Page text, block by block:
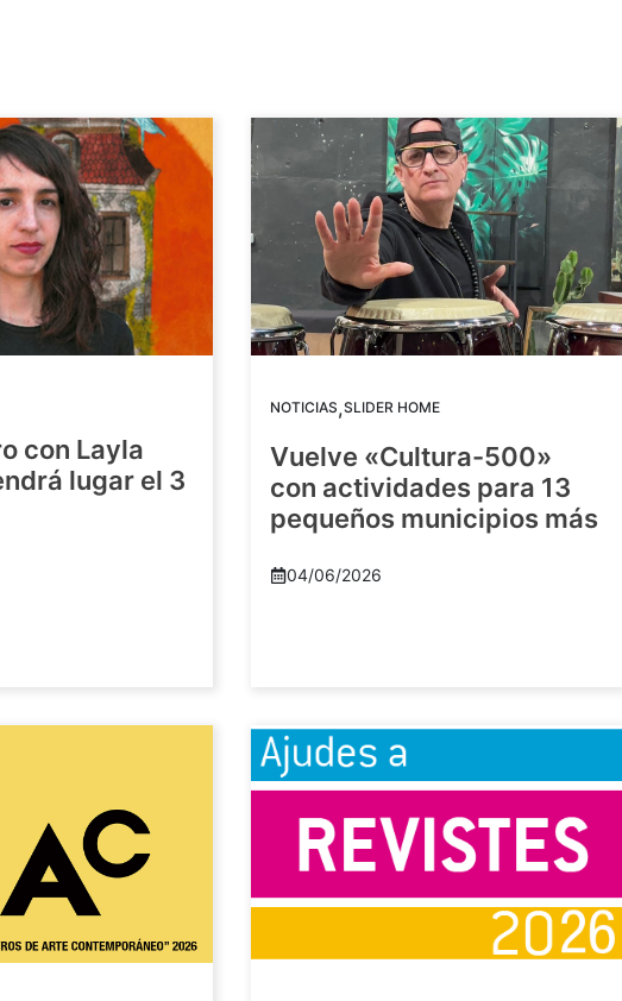
con Layla
lugar el 3
NOTICIAS,SLIDER HOME
Vuelve «Cultura-500»
con actividades para 13
pequeños municipios más
04/06/2026